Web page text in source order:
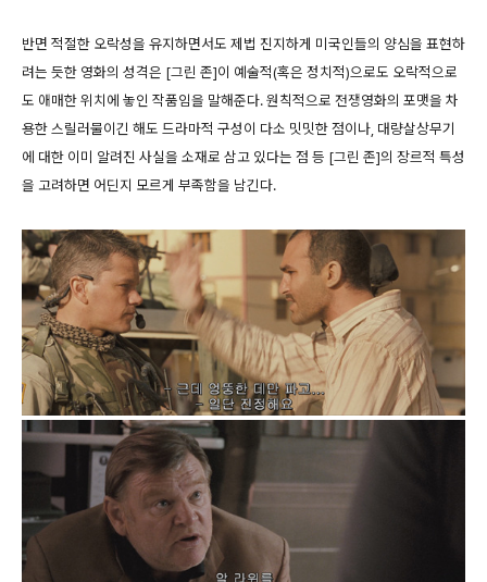
반면 적절한 오락성을 유지하면서도 제법 진지하게 미국인들의 양심을 표현하
려는 듯한 영화의 성격은 [그린 존]이 예술적(혹은 정치적)으로도 오락적으로
도 애매한 위치에 놓인 작품임을 말해준다. 원칙적으로 전쟁영화의 포맷을 차
용한 스릴러물이긴 해도 드라마적 구성이 다소 밋밋한 점이나, 대량살상무기
에 대한 이미 알려진 사실을 소재로 삼고 있다는 점 등 [그린 존]의 장르적 특성
을 고려하면 어딘지 모르게 부족함을 남긴다.